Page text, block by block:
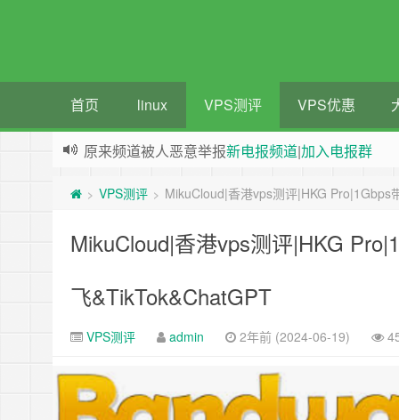
首页 linux VPS测评 VPS优惠
原来频道被人恶意举报新电报频道|加入电报群
> VPS测评 > MikuCloud|香港vps测评|HKG
MikuCloud|香港vps测评|HKG
飞&TikTok&ChatGPT
VPS测评 admin 2年前 (2024-06-19)